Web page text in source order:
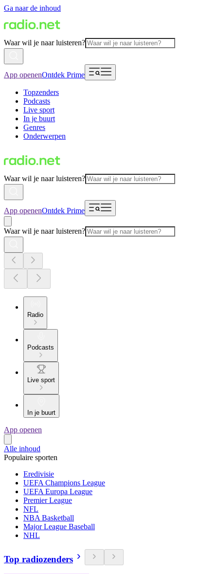
Ga naar de inhoud
Waar wil je naar luisteren?
App openenOntdek Prime
Topzenders
Podcasts
Live sport
In je buurt
Genres
Onderwerpen
Waar wil je naar luisteren?
App openenOntdek Prime
Waar wil je naar luisteren?
Radio
Podcasts
Live sport
In je buurt
App openen
Alle inhoud
Populaire sporten
Eredivisie
UEFA Champions League
UEFA Europa League
Premier League
NFL
NBA Basketball
Major League Baseball
NHL
Top radiozenders